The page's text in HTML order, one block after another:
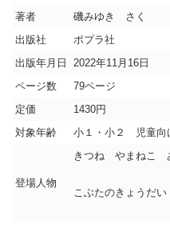
著者
磯みゆき さく
出版社
ポプラ社
出版年月日
2022年11月16日
ページ数
79ページ
定価
1430円
対象年齢
小１・小２ 児童向
登場人物
きつね やまねこ
こぶたのきょうだい